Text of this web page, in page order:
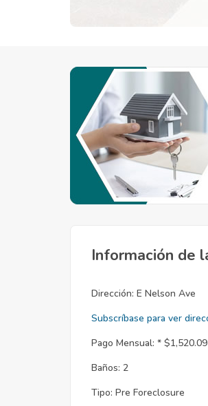
Información de
Dirección: E Nelson Ave
Subscríbase para ver
Pago Mensual: * $1,520.09
Baños: 2
Tipo: Pre Foreclosure